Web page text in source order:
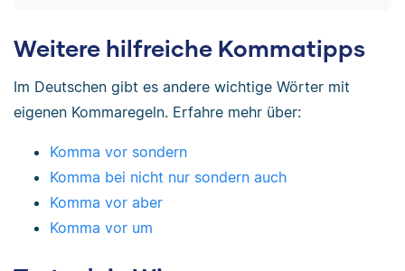
Weitere hilfreiche Kommatipps
Im Deutschen gibt es andere wichtige Wörter mit
eigenen Kommaregeln. Erfahre mehr über:
Komma vor sondern
Komma bei nicht nur sondern auch
Komma vor aber
Komma vor um